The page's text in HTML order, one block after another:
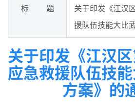
标 题
关于印发《江汉
援队伍技能大比
关于印发《江汉
应急救援队伍技
方案》的